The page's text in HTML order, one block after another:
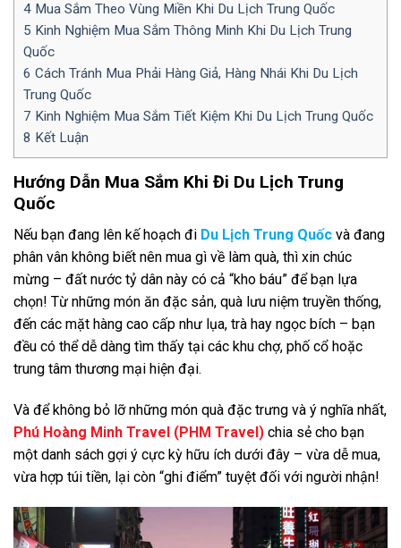
4 Mua Sắm Theo Vùng Miền Khi Du Lịch Trung Quốc
5 Kinh Nghiệm Mua Sắm Thông Minh Khi Du Lịch Trung
Quốc
6 Cách Tránh Mua Phải Hàng Giả, Hàng Nhái Khi Du Lịch
Trung Quốc
7 Kinh Nghiệm Mua Sắm Tiết Kiệm Khi Du Lịch Trung Quốc
8 Kết Luận
Hướng Dẫn Mua Sắm Khi Đi Du Lịch Trung
Quốc
Nếu bạn đang lên kế hoạch đi Du Lịch Trung Quốc và đang
phân vân không biết nên mua gì về làm quà, thì xin chúc
mừng – đất nước tỷ dân này có cả “kho báu” để bạn lựa
chọn! Từ những món ăn đặc sản, quà lưu niệm truyền thống,
đến các mặt hàng cao cấp như lụa, trà hay ngọc bích – bạn
đều có thể dễ dàng tìm thấy tại các khu chợ, phố cổ hoặc
trung tâm thương mại hiện đại.
Và để không bỏ lỡ những món quà đặc trưng và ý nghĩa nhất,
Phú Hoàng Minh Travel (PHM Travel) chia sẻ cho bạn
một danh sách gợi ý cực kỳ hữu ích dưới đây – vừa dễ mua,
vừa hợp túi tiền, lại còn “ghi điểm” tuyệt đối với người nhận!